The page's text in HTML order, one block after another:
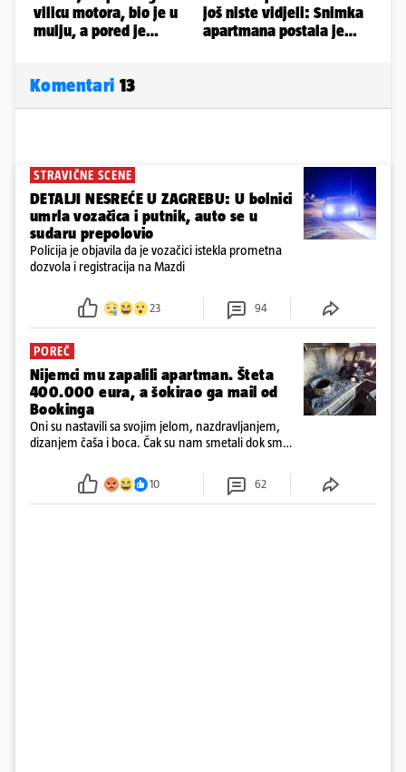
Komentari 13
STRAVIČNE SCENE
DETALJI NESREĆE U ZAGREBU: U bolnici
umrla vozačica i putnik, auto se u
sudaru prepolovio
Policija je objavila da je vozačici istekla prometna
dozvola i registracija na Mazdi
23 94
POREČ
Nijemci mu zapalili apartman. Šteta
400.000 eura, a šokirao ga mail od
Bookinga
Oni su nastavili sa svojim jelom, nazdravljanjem,
dizanjem čaša i boca. Čak su nam smetali dok smo
požar, rekao je vlasnik
10 62